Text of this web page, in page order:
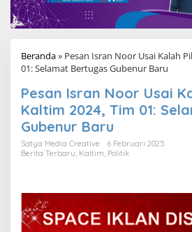
Beranda» Pesan Isran Noor Usai Kalah
01: Selamat Bertugas Gubenur Baru
Pesan Isran Noor Usai
Kaltim 2024, Tim 01:
Gubenur Baru
Satya Media Creative
6 Februari 2025
Berita Terbaru Kaltim Politik